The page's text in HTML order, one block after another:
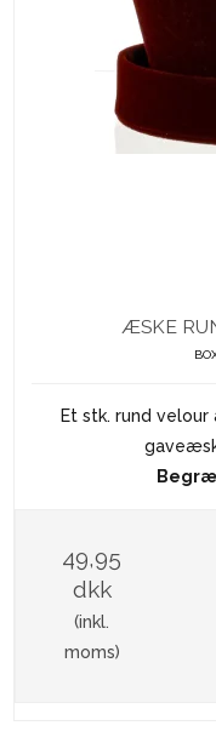
ÆSKE
Et stk. rund
49,95
dkk
(inkl.
moms)